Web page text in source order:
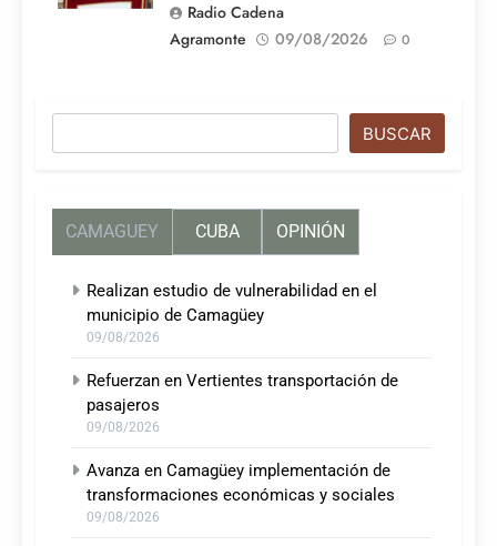
Radio Cadena
Agramonte
09/08/2026 0
BUSCAR
CAMAGUEY CUBA OPINIÓN
Realizan estudio de vulnerabilidad en el
municipio de Camagüey
09/08/2026
Refuerzan en Vertientes transportación de
pasajeros
09/08/2026
Avanza en Camagüey implementación de
transformaciones económicas y sociales
09/08/2026